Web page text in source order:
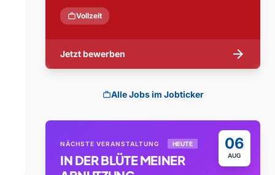
workVollzeit
Jetzt bewerben arrow_forward
workAlle Jobs im Jobticker
06
AUG
NÄCHSTE VERANSTALTUNG HEUTE
IN DER BLÜTE MEINER